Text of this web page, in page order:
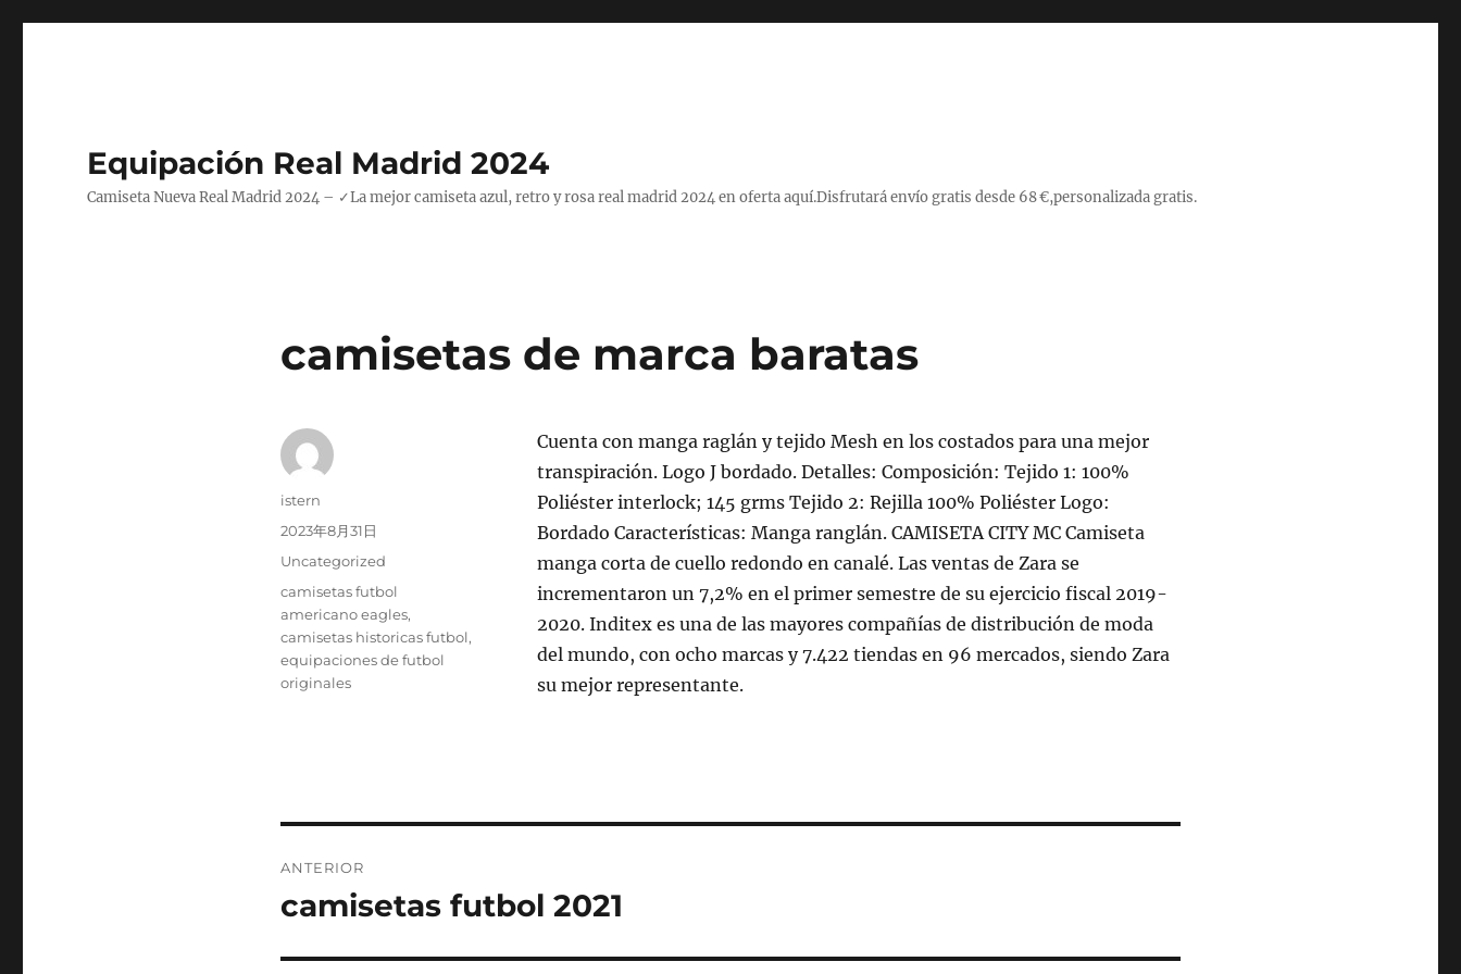
Equipación Real Madrid 2024
Camiseta Nueva Real Madrid 2024 – ✓La mejor camiseta azul, retro y rosa real madrid 2024 en oferta aquí.Disfrutará envío gratis desde 68 €,personalizada gratis.
camisetas de marca baratas
Cuenta con manga raglán y tejido Mesh en los costados para una mejor
transpiración. Logo J bordado. Detalles: Composición: Tejido 1: 100%
Poliéster interlock; 145 grms Tejido 2: Rejilla 100% Poliéster Logo:
Bordado Características: Manga ranglán. CAMISETA CITY MC Camiseta
manga corta de cuello redondo en canalé. Las ventas de Zara se
incrementaron un 7,2% en el primer semestre de su ejercicio fiscal 2019-
2020. Inditex es una de las mayores compañías de distribución de moda
del mundo, con ocho marcas y 7.422 tiendas en 96 mercados, siendo Zara
su mejor representante.
Autor
istern
Publicado
2023年8月31日
Categorías
Uncategorized
Etiquetas
camisetas futbol
americano eagles,
camisetas historicas futbol,
equipaciones de futbol
originales
de
ANTERIOR
Entrada
camisetas futbol 2021